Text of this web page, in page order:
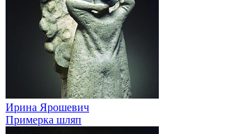
Ирина Ярошевич
Примерка шляп